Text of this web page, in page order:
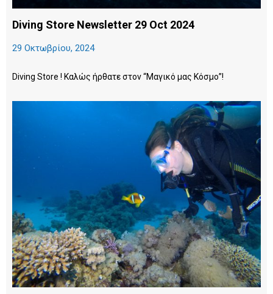
Diving Store Newsletter 29 Oct 2024
29 Οκτωβρίου, 2024
Diving Store ! Καλώς ήρθατε στον “Μαγικό μας Κόσμο”!